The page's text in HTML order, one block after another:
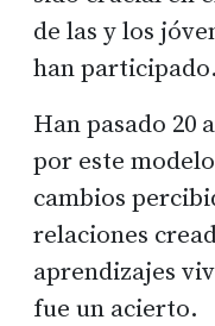
de las y los
han participado.
Han pasado 20
por este
cambios
relaciones
aprendizajes
fue un acierto.